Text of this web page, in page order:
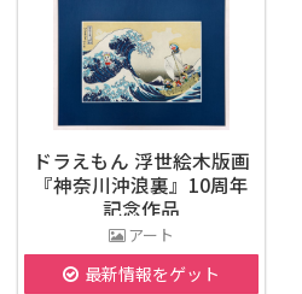
ドラえもん 浮世絵木版画
『神奈川沖浪裏』10周年
記念作品
アート
最新情報をゲット